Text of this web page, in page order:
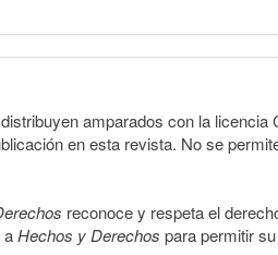
amparados con la
en esta revista. No se
reconoce y respeta el
aHechos y Derechos para permitir